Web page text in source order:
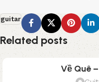
guitar
Related posts
Về Quê